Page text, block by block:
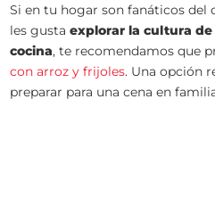
Si en tu hogar son fanáticos del
les gustaexplorar la cultura
cocina, te recomendamos que
con arroz y frijoles. Una opción
preparar para una cena en